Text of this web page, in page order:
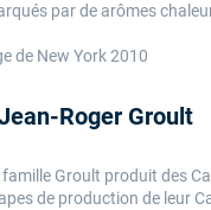
par de arômes
de New York 2010
Roger Groult
Groult produit des
de production de leur